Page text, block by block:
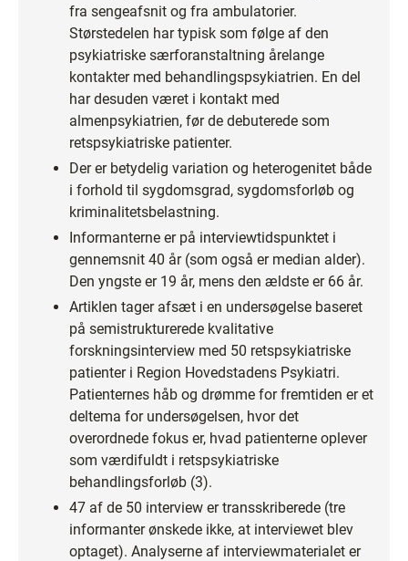
fra sengeafsnit og fra ambulatorier.
Størstedelen har typisk som følge af den
psykiatriske særforanstaltning årelange
kontakter med behandlingspsykiatrien. En del
har desuden været i kontakt med
almenpsykiatrien, før de debuterede som
retspsykiatriske patienter.
Der er betydelig variation og heterogenitet både
i forhold til sygdomsgrad, sygdomsforløb og
kriminalitetsbelastning.
Informanterne er på interviewtidspunktet i
gennemsnit 40 år (som også er median alder).
Den yngste er 19 år, mens den ældste er 66 år.
Artiklen tager afsæt i en undersøgelse baseret
på semistrukturerede kvalitative
forskningsinterview med 50 retspsykiatriske
patienter i Region Hovedstadens Psykiatri.
Patienternes håb og drømme for fremtiden er et
deltema for undersøgelsen, hvor det
overordnede fokus er, hvad patienterne oplever
som værdifuldt i retspsykiatriske
behandlingsforløb (3).
47 af de 50 interview er transskriberede (tre
informanter ønskede ikke, at interviewet blev
optaget). Analyserne af interviewmaterialet er